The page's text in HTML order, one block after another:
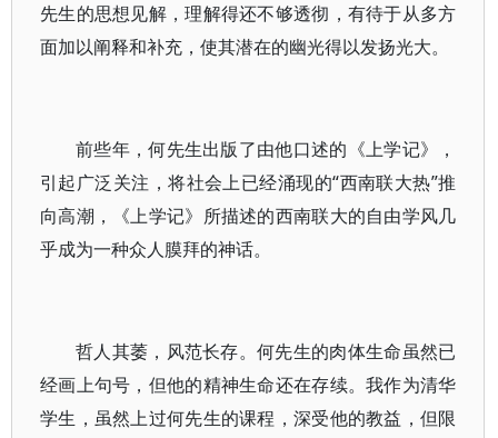
先生的思想见解，理解得还不够透彻，有待于从多方
面加以阐释和补充，使其潜在的幽光得以发扬光大。
前些年，何先生出版了由他口述的《上学记》，
引起广泛关注，将社会上已经涌现的“西南联大热”推
向高潮，《上学记》所描述的西南联大的自由学风几
乎成为一种众人膜拜的神话。
哲人其萎，风范长存。何先生的肉体生命虽然已
经画上句号，但他的精神生命还在存续。我作为清华
学生，虽然上过何先生的课程，深受他的教益，但限